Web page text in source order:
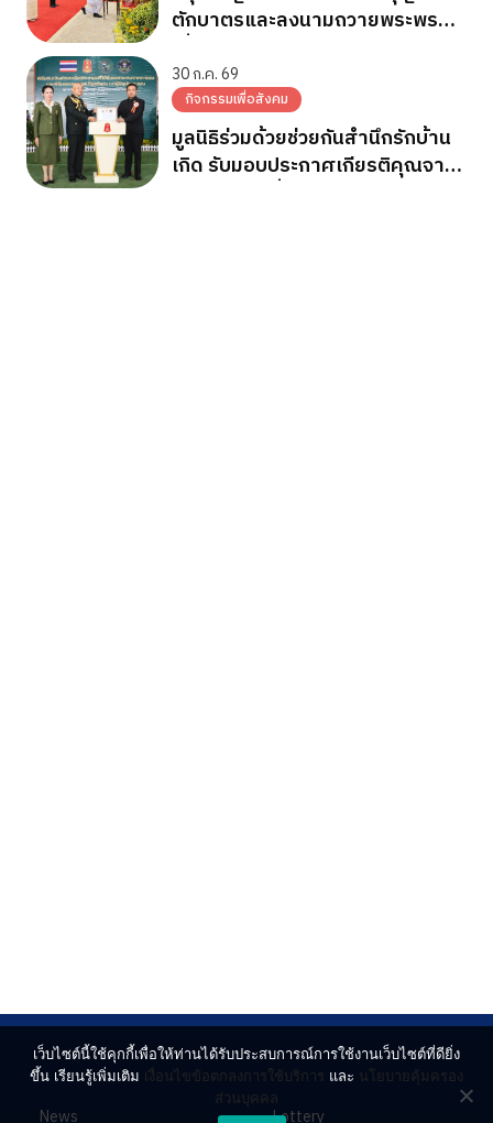
ตักบาตรและลงนามถวายพระพร
พระบาทสมเด็จพระเจ้าอยู่หัว
30 ก.ค. 69
กิจกรรมเพื่อสังคม
มูลนิธิร่วมด้วยช่วยกันสำนึกรักบ้าน
เกิด รับมอบประกาศเกียรติคุณจาก
News
Lottery
เว็บไซต์นี้ใช้คุกกี้เพื่อให้ท่านได้รับประสบการณ์การใช้งานเว็บไซต์ที่ดียิ่ง
ขึ้น เรียนรู้เพิ่มเติม เงื่อนไขข้อตกลงการใช้บริการ และ นโยบายคุ้มครอง
ส่วนบุคคล